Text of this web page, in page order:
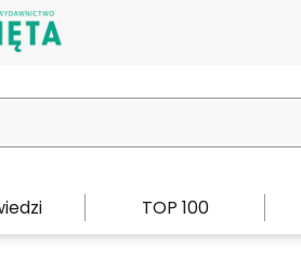
TOP 100